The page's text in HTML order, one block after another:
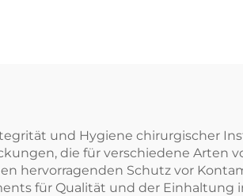
und Hygiene chirurgischer
die für verschiedene Arten
hervorragenden Schutz vor
für Qualität und der Einhaltung